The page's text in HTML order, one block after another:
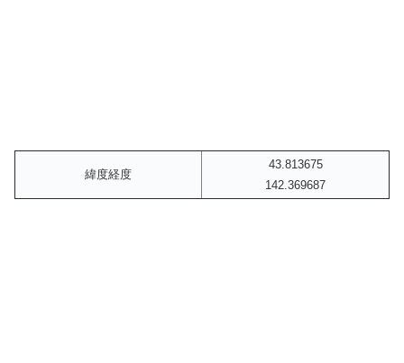
緯度経度
43.813675
142.369687